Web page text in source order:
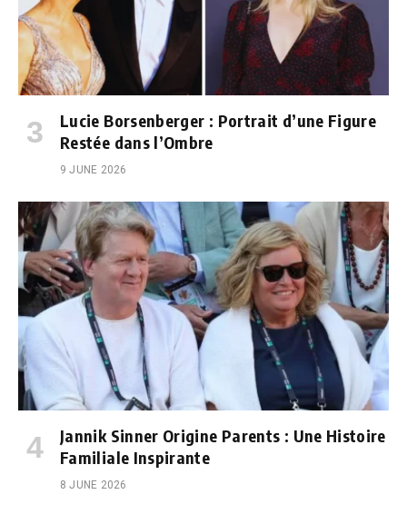
Lucie Borsenberger : Portrait d’une Figure
Restée dans l’Ombre
9 JUNE 2026
Jannik Sinner Origine Parents : Une Histoire
Familiale Inspirante
8 JUNE 2026